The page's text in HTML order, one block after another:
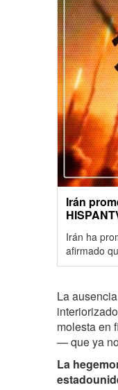
Irán
Irán ha
afirmado
La
molesta en
— que ya
La